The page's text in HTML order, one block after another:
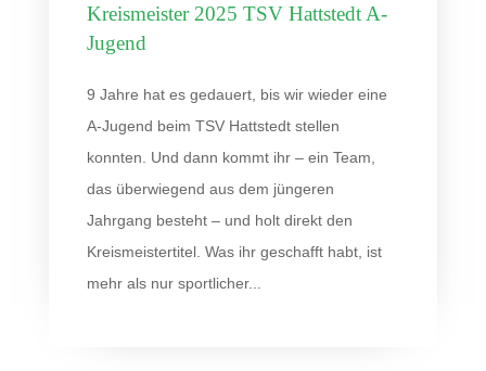
Kreismeister 2025 TSV Hattstedt A-
Jugend
9 Jahre hat es gedauert, bis wir wieder eine
A-Jugend beim TSV Hattstedt stellen
konnten. Und dann kommt ihr – ein Team,
das überwiegend aus dem jüngeren
Jahrgang besteht – und holt direkt den
Kreismeistertitel. Was ihr geschafft habt, ist
mehr als nur sportlicher...